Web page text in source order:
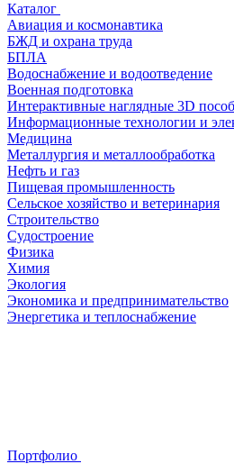
Каталог
Авиация и космонавтика
БЖД и охрана труда
БПЛА
Водоснабжение и водоотведение
Военная подготовка
Интерактивные наглядные 3D
Информационные технологии и
Медицина
Металлургия и металлообработка
Нефть и газ
Пищевая промышленность
Сельское хозяйство и ветеринария
Строительство
Судостроение
Физика
Химия
Экология
Экономика и предпринимательство
Энергетика и теплоснабжение
Портфолио